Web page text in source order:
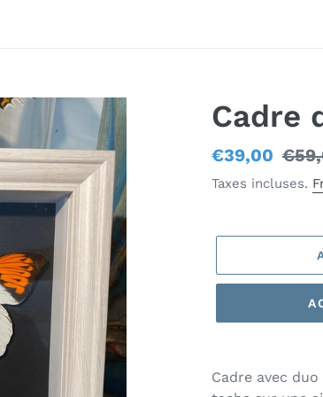
Cadre
Prix
réduit
€39,00 Prix
Taxes incluses.
d'un
produit
Cadre avec